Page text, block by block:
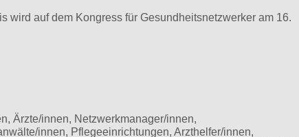
wird auf dem Kongress für Gesundheitsnetzwerker am 16.
Ärzte/innen, Netzwerkmanager/innen,
innen, Pflegeeinrichtungen, Arzthelfer/innen,